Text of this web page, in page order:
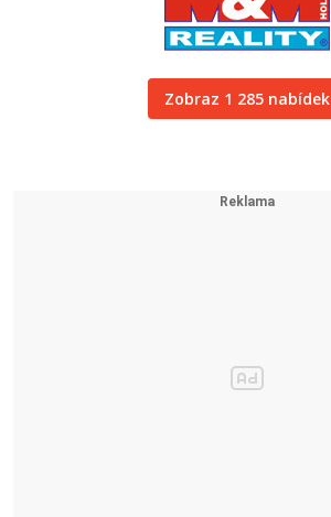
Zobraz 1 285 nabídek